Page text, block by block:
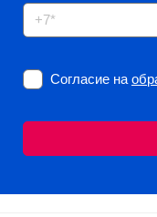
Согласие на